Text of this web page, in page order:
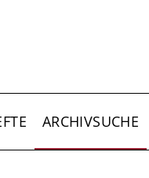
ARCHIVSUCHE